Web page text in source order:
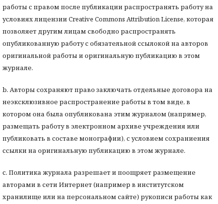
работы с правом после публикации распространять работу на
условиях лицензии Creative Commons Attribution License, которая
позволяет другим лицам свободно распространять
опубликованную работу с обязательной ссылокой на авторов
оригинальной работы и оригинальную публикацию в этом
журнале.
b. Авторы сохраняют право заключать отдельные договора на
неэксклюзивное распространение работы в том виде, в
котором она была опубликована этим журналом (например,
размещать работу в электронном архиве учреждения или
публиковать в составе монографии), с условием сохраниения
ссылки на оригинальную публикацию в этом журнале.
с. Политика журнала разрешает и поощряет размещение
авторами в сети Интернет (например в институтском
хранилище или на персональном сайте) рукописи работы как